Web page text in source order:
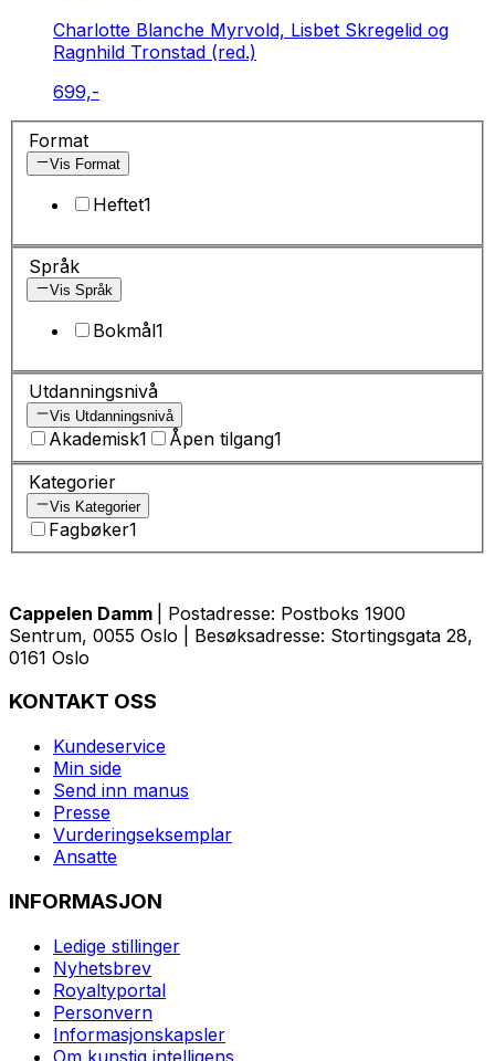
Charlotte Blanche Myrvold, Lisbet Skregelid og
Ragnhild Tronstad (red.)
699,-
Format
Vis Format
Heftet1
Språk
Vis Språk
Bokmål1
Utdanningsnivå
Vis Utdanningsnivå
Akademisk1 Åpen tilgang1
Kategorier
Vis Kategorier
Fagbøker1
Cappelen Damm
| Postadresse: Postboks 1900
Sentrum, 0055 Oslo | Besøksadresse: Stortingsgata 28,
0161 Oslo
KONTAKT OSS
Kundeservice
Min side
Send inn manus
Presse
Vurderingseksemplar
Ansatte
INFORMASJON
Ledige stillinger
Nyhetsbrev
Royaltyportal
Personvern
Informasjonskapsler
Om kunstig intelligens